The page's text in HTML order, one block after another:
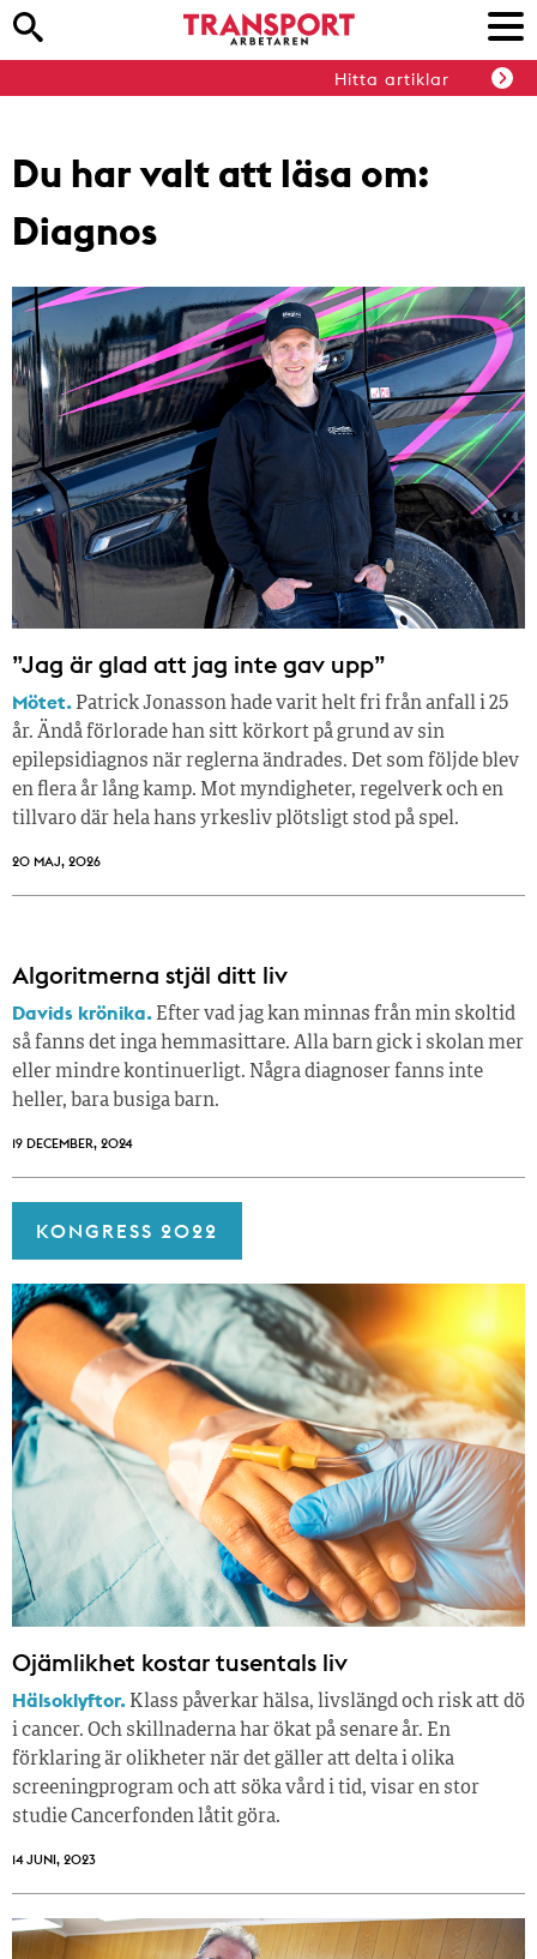
Hitta artiklar
Du har valt att läsa om:
Diagnos
”Jag är glad att jag inte gav upp”
Mötet. Patrick Jonasson hade varit helt fri från anfall i 25
år. Ändå förlorade han sitt körkort på grund av sin
epilepsidiagnos när reglerna ändrades. Det som följde blev
en flera år lång kamp. Mot myndigheter, regelverk och en
tillvaro där hela hans yrkesliv plötsligt stod på spel.
20 MAJ, 2026
Algoritmerna stjäl ditt liv
Davids krönika. Efter vad jag kan minnas från min skoltid
så fanns det inga hemmasittare. Alla barn gick i skolan mer
eller mindre kontinuerligt. Några diagnoser fanns inte
heller, bara busiga barn.
19 DECEMBER, 2024
KONGRESS 2022
Ojämlikhet kostar tusentals liv
Hälsoklyftor. Klass påverkar hälsa, livslängd och risk att dö
i cancer. Och skillnaderna har ökat på senare år. En
förklaring är olikheter när det gäller att delta i olika
screeningprogram och att söka vård i tid, visar en stor
studie Cancerfonden låtit göra.
14 JUNI, 2023